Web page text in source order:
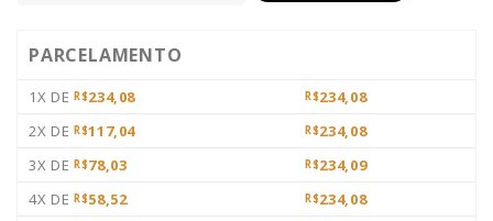
PARCELAMENTO
1X DE R$234,08 R$234,08
2X DE R$117,04 R$234,08
3X DE R$78,03 R$234,09
4X DE R$58,52 R$234,08